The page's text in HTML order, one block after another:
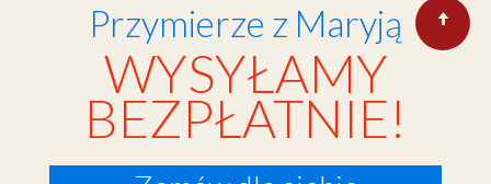
Przymierze z Maryją
WYSYŁAMY
BEZPŁATNIE!